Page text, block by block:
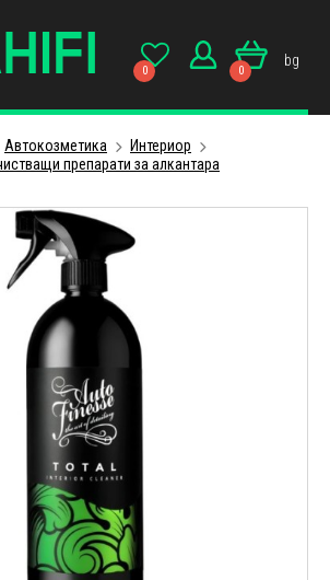
0 0
bg
Автокозметика
Интериор
препарати за алкантара